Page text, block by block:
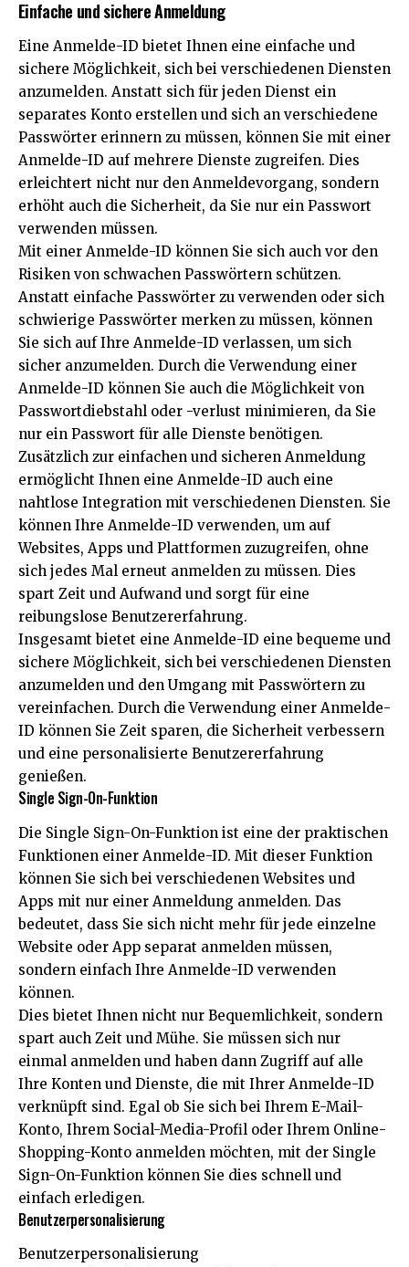
Einfache und sichere Anmeldung
Eine Anmelde-ID bietet Ihnen eine einfache und
sichere Möglichkeit, sich bei verschiedenen Diensten
anzumelden. Anstatt sich für jeden Dienst ein
separates Konto erstellen und sich an verschiedene
Passwörter erinnern zu müssen, können Sie mit einer
Anmelde-ID auf mehrere Dienste zugreifen. Dies
erleichtert nicht nur den Anmeldevorgang, sondern
erhöht auch die Sicherheit, da Sie nur ein Passwort
verwenden müssen.
Mit einer Anmelde-ID können Sie sich auch vor den
Risiken von schwachen Passwörtern schützen.
Anstatt einfache Passwörter zu verwenden oder sich
schwierige Passwörter merken zu müssen, können
Sie sich auf Ihre Anmelde-ID verlassen, um sich
sicher anzumelden. Durch die Verwendung einer
Anmelde-ID können Sie auch die Möglichkeit von
Passwortdiebstahl oder -verlust minimieren, da Sie
nur ein Passwort für alle Dienste benötigen.
Zusätzlich zur einfachen und sicheren Anmeldung
ermöglicht Ihnen eine Anmelde-ID auch eine
nahtlose Integration mit verschiedenen Diensten. Sie
können Ihre Anmelde-ID verwenden, um auf
Websites, Apps und Plattformen zuzugreifen, ohne
sich jedes Mal erneut anmelden zu müssen. Dies
spart Zeit und Aufwand und sorgt für eine
reibungslose Benutzererfahrung.
Insgesamt bietet eine Anmelde-ID eine bequeme und
sichere Möglichkeit, sich bei verschiedenen Diensten
anzumelden und den Umgang mit Passwörtern zu
vereinfachen. Durch die Verwendung einer Anmelde-
ID können Sie Zeit sparen, die Sicherheit verbessern
und eine personalisierte Benutzererfahrung
genießen.
Single Sign-On-Funktion
Die Single Sign-On-Funktion ist eine der praktischen
Funktionen einer Anmelde-ID. Mit dieser Funktion
können Sie sich bei verschiedenen Websites und
Apps mit nur einer Anmeldung anmelden. Das
bedeutet, dass Sie sich nicht mehr für jede einzelne
Website oder App separat anmelden müssen,
sondern einfach Ihre Anmelde-ID verwenden
können.
Dies bietet Ihnen nicht nur Bequemlichkeit, sondern
spart auch Zeit und Mühe. Sie müssen sich nur
einmal anmelden und haben dann Zugriff auf alle
Ihre Konten und Dienste, die mit Ihrer Anmelde-ID
verknüpft sind. Egal ob Sie sich bei Ihrem E-Mail-
Konto, Ihrem Social-Media-Profil oder Ihrem Online-
Shopping-Konto anmelden möchten, mit der Single
Sign-On-Funktion können Sie dies schnell und
einfach erledigen.
Benutzerpersonalisierung
Benutzerpersonalisierung